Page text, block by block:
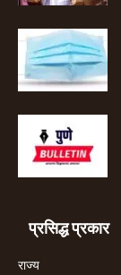
प्रसिद्ध प्रकार
राज्य